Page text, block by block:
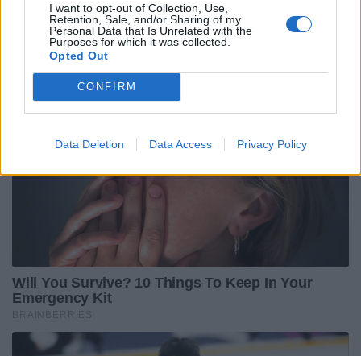
I want to opt-out of Collection, Use,
Retention, Sale, and/or Sharing of my
Personal Data that Is Unrelated with the
Purposes for which it was collected.
Opted Out
CONFIRM
Data Deletion Data Access Privacy Policy